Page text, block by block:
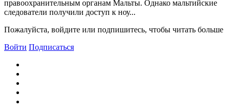
правоохранительным органам Мальты. Однако мальтийские
следователи получили доступ к ноу...
Пожалуйста, войдите или подпишитесь, чтобы читать больше
Войти Подписаться